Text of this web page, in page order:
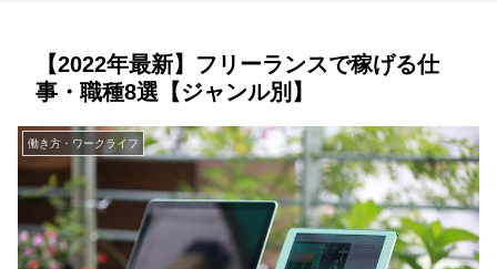
【2022年最新】フリーランスで稼げる仕
事・職種8選【ジャンル別】
働き方・ワークライフ